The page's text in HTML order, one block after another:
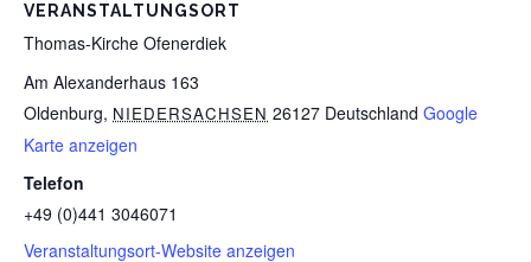
VERANSTALTUNGSORT
Thomas-Kirche Ofenerdiek
Am Alexanderhaus 163
Oldenburg, NIEDERSACHSEN 26127 Deutschland Google
Karte anzeigen
Telefon
+49 (0)441 3046071
Veranstaltungsort-Website anzeigen